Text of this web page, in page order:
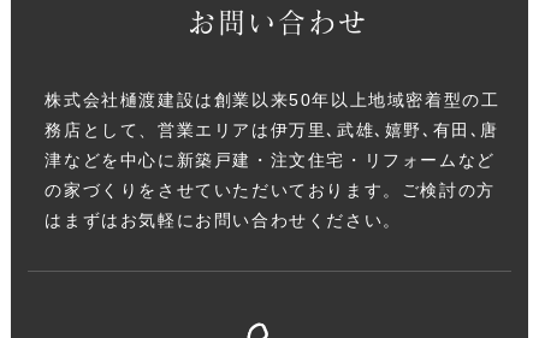
お問い合わせ
株式会社樋渡建設は創業以来50年以上地域密着型の工
務店として、営業エリアは伊万里､武雄､嬉野､有田､唐
津などを中心に新築戸建・注文住宅・リフォームなど
の家づくりをさせていただいております。ご検討の方
はまずはお気軽にお問い合わせください。